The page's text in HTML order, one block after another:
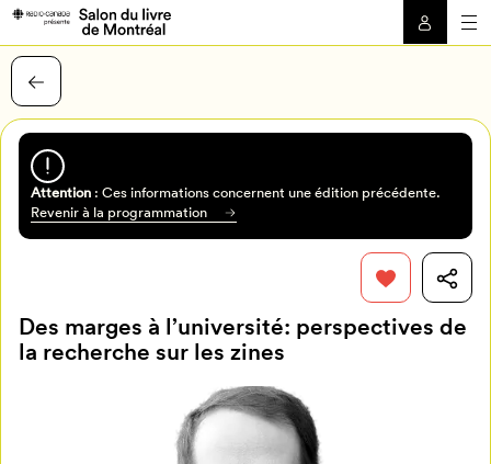
Attention: Ces informations concernent une édition précédente.
Revenir à la programmation
Des marges à l’université: perspectives de
la recherche sur les zines